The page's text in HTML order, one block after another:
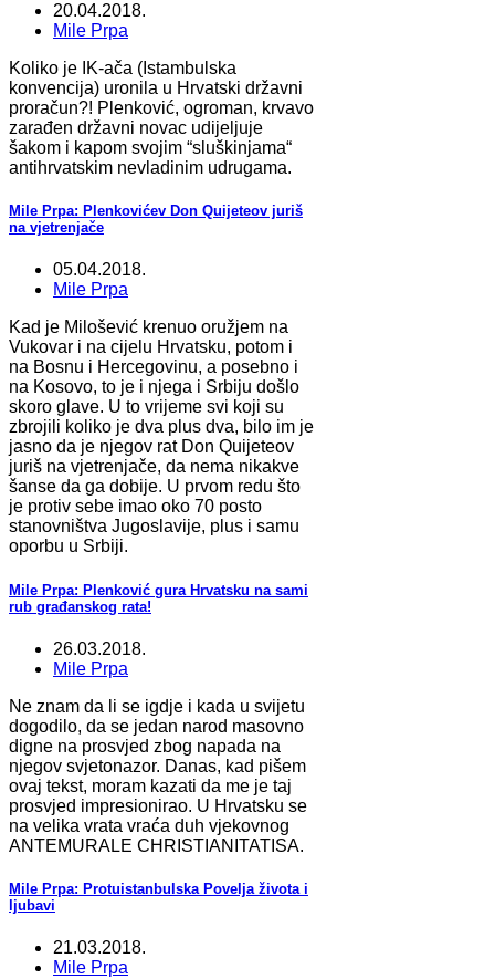
20.04.2018.
Mile Prpa
Koliko je IK-ača (Istambulska
konvencija) uronila u Hrvatski državni
proračun?! Plenković, ogroman, krvavo
zarađen državni novac udijeljuje
šakom i kapom svojim “sluškinjama“
antihrvatskim nevladinim udrugama.
Mile Prpa: Plenkovićev Don Quijeteov juriš
na vjetrenjače
05.04.2018.
Mile Prpa
Kad je Milošević krenuo oružjem na
Vukovar i na cijelu Hrvatsku, potom i
na Bosnu i Hercegovinu, a posebno i
na Kosovo, to je i njega i Srbiju došlo
skoro glave. U to vrijeme svi koji su
zbrojili koliko je dva plus dva, bilo im je
jasno da je njegov rat Don Quijeteov
juriš na vjetrenjače, da nema nikakve
šanse da ga dobije. U prvom redu što
je protiv sebe imao oko 70 posto
stanovništva Jugoslavije, plus i samu
oporbu u Srbiji.
Mile Prpa: Plenković gura Hrvatsku na sami
rub građanskog rata!
26.03.2018.
Mile Prpa
Ne znam da li se igdje i kada u svijetu
dogodilo, da se jedan narod masovno
digne na prosvjed zbog napada na
njegov svjetonazor. Danas, kad pišem
ovaj tekst, moram kazati da me je taj
prosvjed impresionirao. U Hrvatsku se
na velika vrata vraća duh vjekovnog
ANTEMURALE CHRISTIANITATISA.
Mile Prpa: Protuistanbulska Povelja života i
ljubavi
21.03.2018.
Mile Prpa